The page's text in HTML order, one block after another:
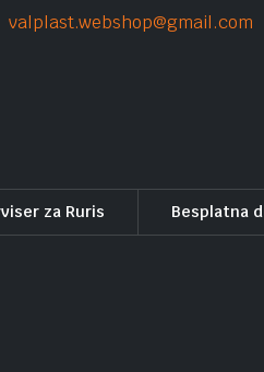
valplast.webshop@gmail.com
za Ruris Besplatna